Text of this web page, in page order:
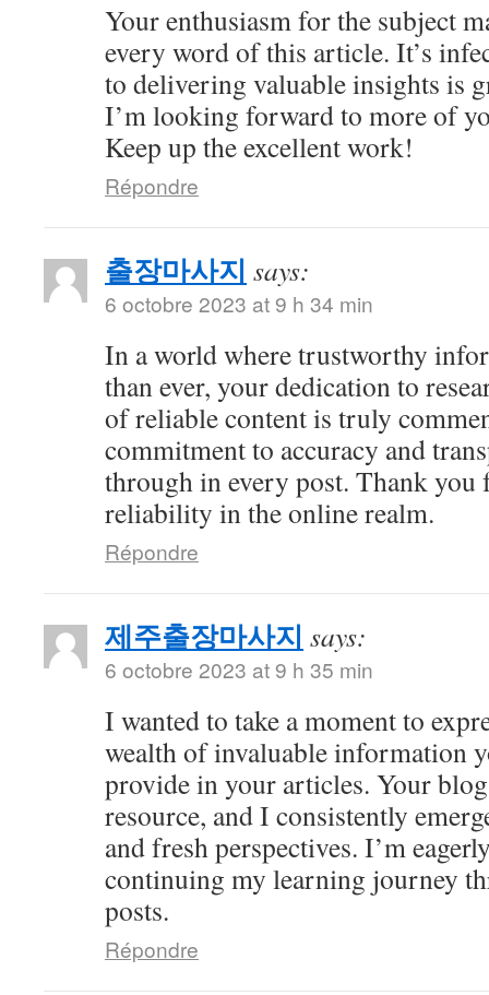
Your enthusiasm for the subject
every word of this article. It’s
to delivering valuable insights is
I’m looking forward to more of
Keep up the excellent work!
Répondre
출장마사지 says:
6 octobre 2023 at 9 h 34 min
In a world where trustworthy
than ever, your dedication to
of reliable content is truly
commitment to accuracy and
through in every post. Thank you
reliability in the online realm.
Répondre
제주출장마사지 says:
6 octobre 2023 at 9 h 35 min
I wanted to take a moment to
wealth of invaluable information
provide in your articles. Your
resource, and I consistently
and fresh perspectives. I’m
continuing my learning journey
posts.
Répondre